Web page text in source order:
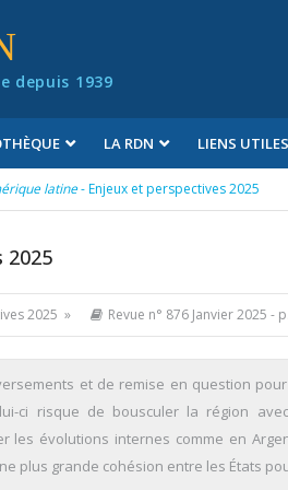
depuis 1939
LA RDN LIENS UTILES
latine- Enjeux et perspectives 2025
2025
2025 » Revue n° 876 Janvier 2025 -
et de remise en question
ci risque de bousculer la région
les évolutions internes comme en
plus grande cohésion entre les États